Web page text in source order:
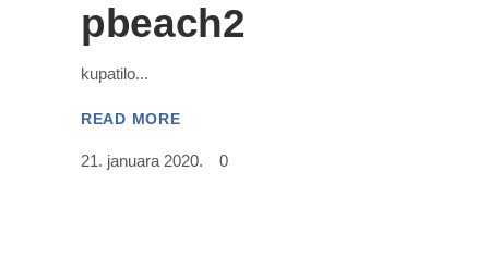
pbeach2
kupatilo
READ MORE
21. januara 2020. 0